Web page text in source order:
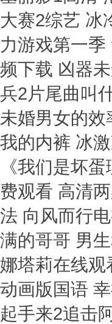
大赛2综艺 冰
力游戏第一
频下载 凶器
兵2片尾曲叫
未婚男女的
我的内裤 冰
《我们是坏
费观看 高清
法 向风而行
满的哥哥 男
娜塔莉在线观
动画版国语
起手来2追击